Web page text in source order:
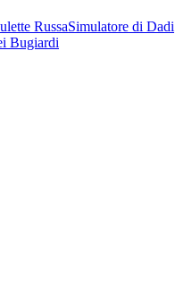
RussaSimulatore di Dadi
Bugiardi